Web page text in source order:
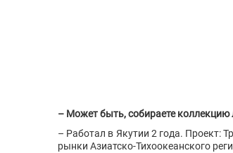
– Может быть, собираете
– Работал в Якутии 2 года. Проект:
рынки Азиатско-Тихоокеанского